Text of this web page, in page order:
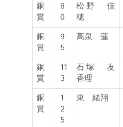
銅
賞
8
0
松野 佳
穂
銅
賞
9
5
高泉 蓮
銅
賞
11
3
石塚 友
香理
銅
賞
1
2
5
東 緒翔